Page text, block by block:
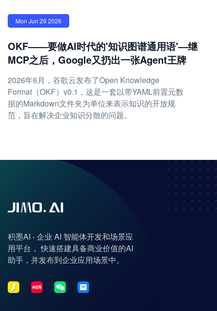
Mon Jun 29 2026
OKF——要做AI时代的'知识图谱通用语'—继
MCP之后，Google又扔出一张Agent王牌
2026年6月，谷歌云发布了Open Knowledge
Format（OKF）v0.1，这是一套以带YAML前置元数
据的Markdown文件夹为单位来表示知识的开放规
范，旨在解决企业知识分散的问题。
积墨AI - 企业 AI 智能体开发和场景应
用平台， 快速搭建具备商业价值的AI
助手，并发布到企业应用场景中。